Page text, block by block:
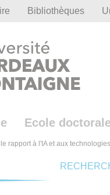
Bibliothèques
Ecole doctorale
rapport à l'IA et aux